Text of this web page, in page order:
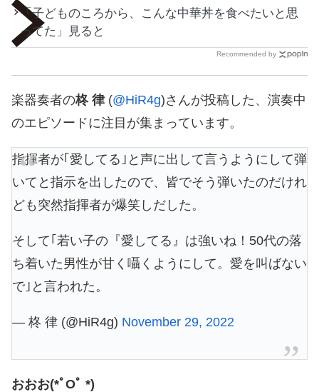
「子どものころから、こんな中華丼を食べたいと思
ってた」見ると
Recommended by
楽器奏者の柊 律(@HiR4g)さんが投稿した、演奏中
のエピソードに注目が集まっています。
指揮者が｢愛してる｣と声に出して言うようにして弾
いてと指示を出したので、皆でそう弾いたのだけれ
ども突然指揮者が爆笑しだした。
そして｢若い子の『愛してる』は強いね！50代の落
ち着いた男性が甘く囁くようにして。愛を叫ばない
で｣と言われた。
— 柊 律 (@HiR4g) November 29, 2022
おおお(*ﾟOﾟ *)